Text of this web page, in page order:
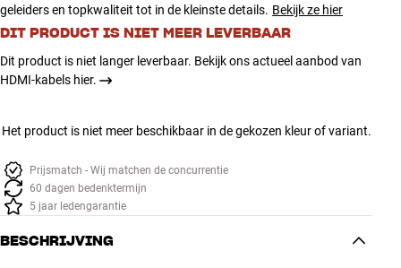
Klantenservice
Bouw met geluid
geleiders en topkwaliteit tot in de kleinste details. Bekijk ze hier
DIT PRODUCT IS NIET MEER LEVERBAAR
Dit product is niet langer leverbaar. Bekijk ons actueel aanbod van
HDMI-kabels hier.
Het product is niet meer beschikbaar in de gekozen kleur of variant.
Prijsmatch - Wij matchen de concurrentie
60 dagen bedenktermijn
5 jaar ledengarantie
BESCHRIJVING